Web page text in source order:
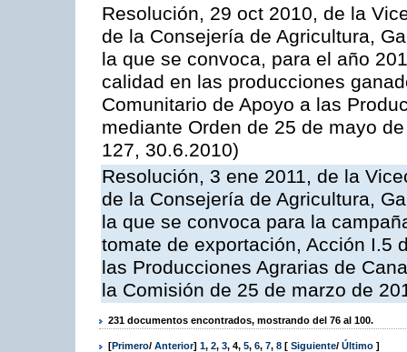
Resolución, 29 oct 2010, de la
de la Consejería de Agricultura,
la que se convoca, para el año
calidad en las producciones
Comunitario de Apoyo a las
mediante Orden de 25 de mayo
127, 30.6.2010)
Resolución, 3 ene 2011, de la
de la Consejería de Agricultura,
la que se convoca para la
tomate de exportación, Acción I.5
las Producciones Agrarias de
la Comisión de 25 de marzo de
231 documentos encontrados, mostrando del 76 al 100.
[Primero/ Anterior] 1, 2, 3, 4, 5, 6, 7, 8 [ Siguiente/ Último ]